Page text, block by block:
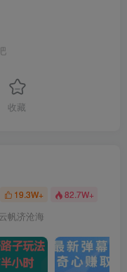
收藏
19.3W+ 82.7W+
帆济沧海